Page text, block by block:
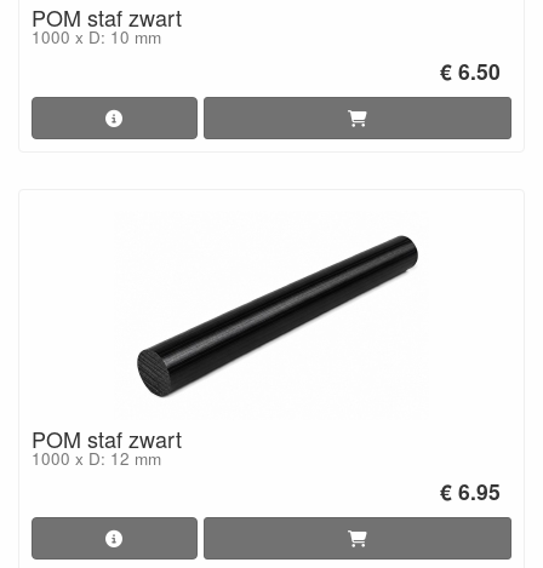
POM staf zwart
1000 x D: 10 mm
€ 6.50
POM staf zwart
1000 x D: 12 mm
€ 6.95